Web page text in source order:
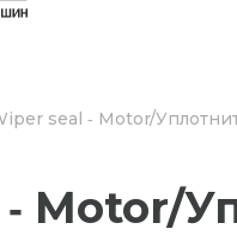
seal ‐ Motor/
Motor/